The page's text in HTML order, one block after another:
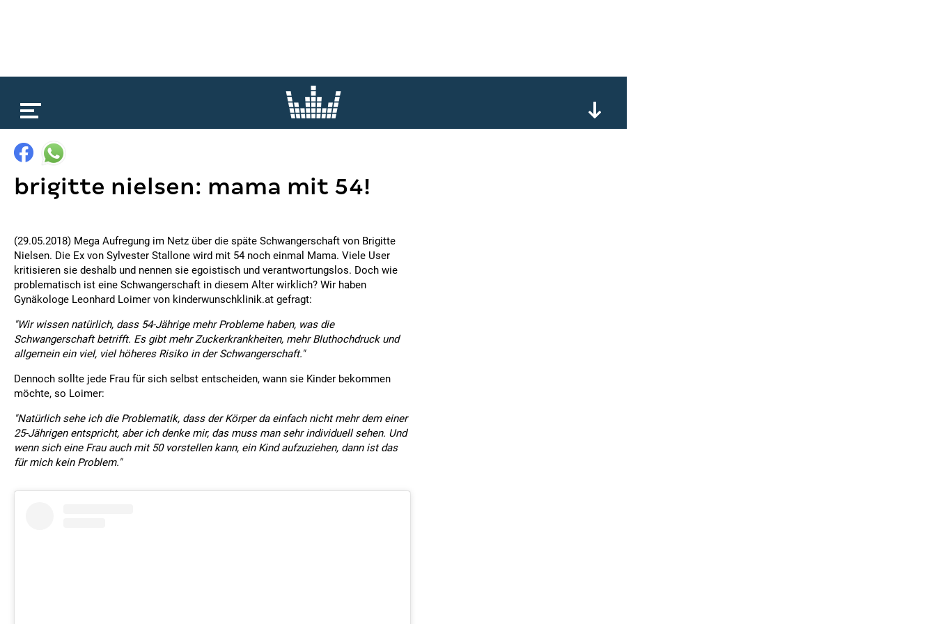
brigitte nielsen: mama mit 54!
(29.05.2018) Mega Aufregung im Netz über die späte Schwangerschaft von Brigitte
Nielsen. Die Ex von Sylvester Stallone wird mit 54 noch einmal Mama. Viele User
kritisieren sie deshalb und nennen sie egoistisch und verantwortungslos. Doch wie
problematisch ist eine Schwangerschaft in diesem Alter wirklich? Wir haben
Gynäkologe Leonhard Loimer von kinderwunschklinik.at gefragt:
"Wir wissen natürlich, dass 54-Jährige mehr Probleme haben, was die
Schwangerschaft betrifft. Es gibt mehr Zuckerkrankheiten, mehr Bluthochdruck und
allgemein ein viel, viel höheres Risiko in der Schwangerschaft."
Dennoch sollte jede Frau für sich selbst entscheiden, wann sie Kinder bekommen
möchte, so Loimer:
"Natürlich sehe ich die Problematik, dass der Körper da einfach nicht mehr dem einer
25-Jährigen entspricht, aber ich denke mir, das muss man sehr individuell sehen. Und
wenn sich eine Frau auch mit 50 vorstellen kann, ein Kind aufzuziehen, dann ist das
für mich kein Problem."